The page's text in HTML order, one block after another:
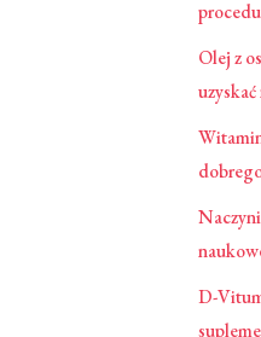
Olej z
D-